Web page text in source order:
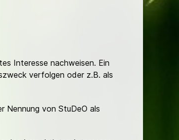
Interesse nachweisen. Ein
verfolgen oder z.B. als
Nennung von StuDeO als